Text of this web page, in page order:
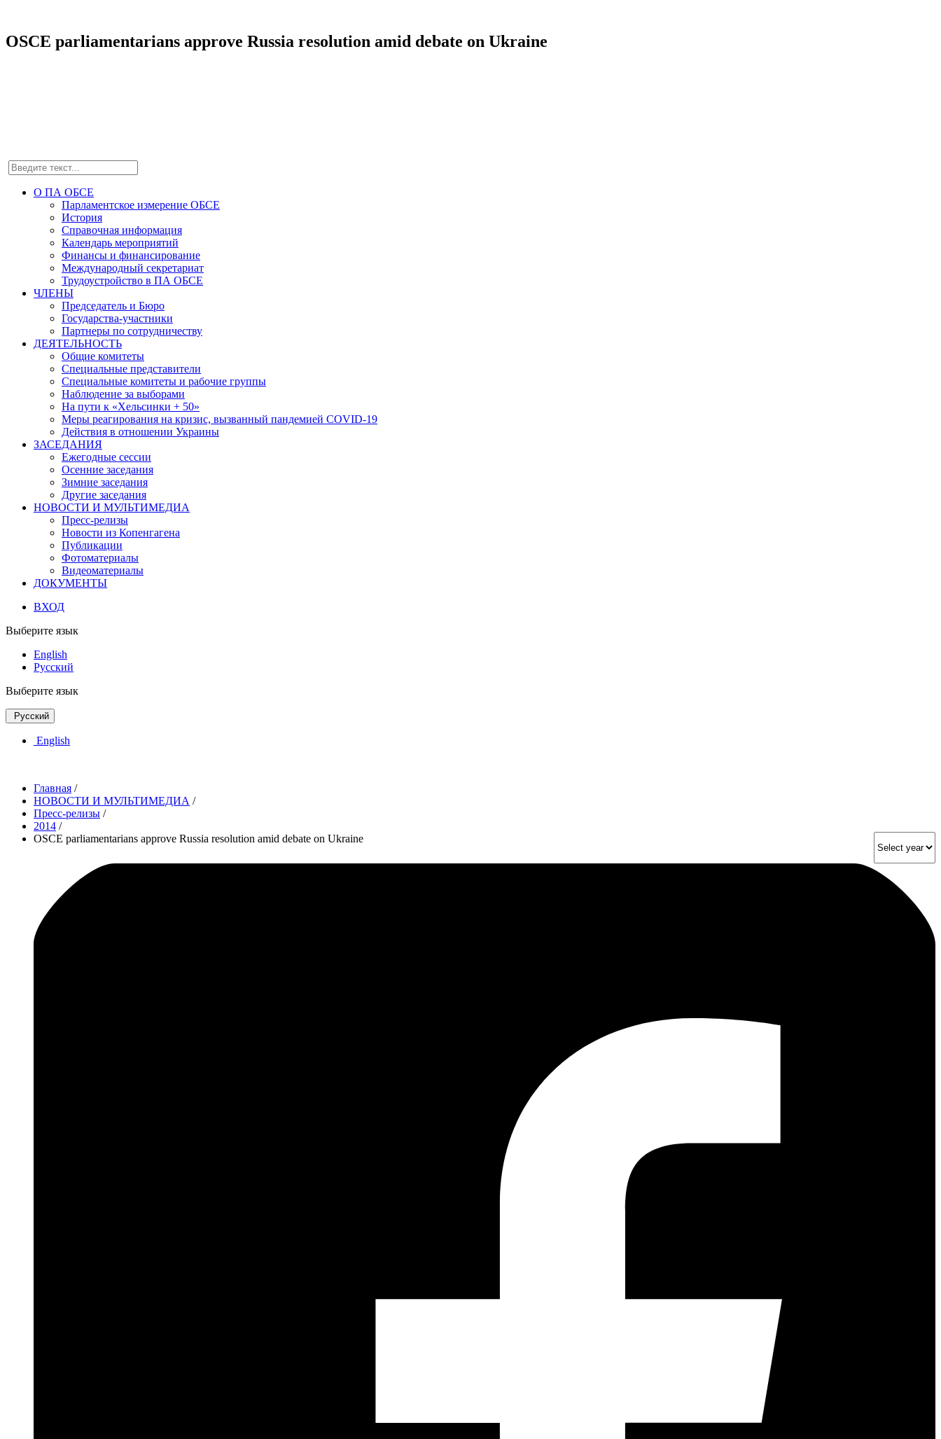
OSCE parliamentarians approve Russia resolution amid debate on Ukraine
О ПА ОБСЕ
Парламентское измерение ОБСЕ
История
Справочная информация
Календарь мероприятий
Финансы и финансирование
Международный секретариат
Трудоустройство в ПА ОБСЕ
ЧЛЕНЫ
Председатель и Бюро
Государства-участники
Партнеры по сотрудничеству
ДЕЯТЕЛЬНОСТЬ
Общие комитеты
Специальные представители
Специальные комитеты и рабочие группы
Наблюдение за выборами
На пути к «Хельсинки + 50»
Меры реагирования на кризис, вызванный пандемией COVID-19
Действия в отношении Украины
ЗАСЕДАНИЯ
Ежегодные сессии
Осенние заседания
Зимние заседания
Другие заседания
НОВОСТИ И МУЛЬТИМЕДИА
Пресс-релизы
Новости из Копенгагена
Публикации
Фотоматериалы
Видеоматериалы
ДОКУМЕНТЫ
ВХОД
Выберите язык
English
Русский
Выберите язык
Русский
English
Главная /
НОВОСТИ И МУЛЬТИМЕДИА /
Пресс-релизы /
2014 /
OSCE parliamentarians approve Russia resolution amid debate on Ukraine